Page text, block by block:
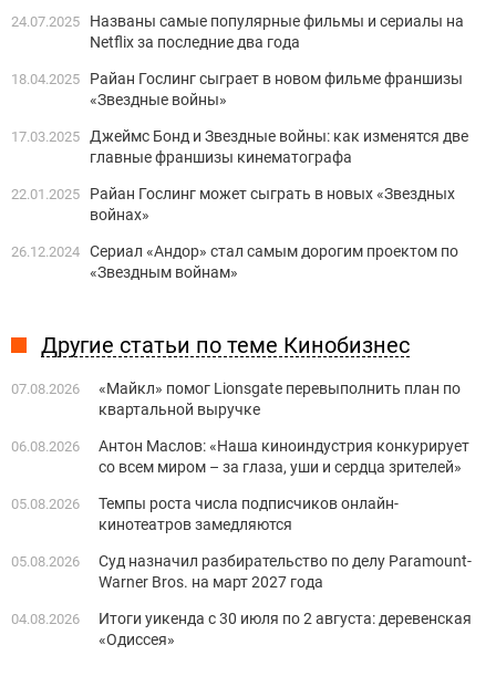
24.07.2025
Названы самые популярные фильмы и сериалы на
Netflix за последние два года
18.04.2025
Райан Гослинг сыграет в новом фильме франшизы
«Звездные войны»
17.03.2025
Джеймс Бонд и Звездные войны: как изменятся две
главные франшизы кинематографа
22.01.2025
Райан Гослинг может сыграть в новых «Звездных
войнах»
26.12.2024 Сериал «Андор» стал самым дорогим проектом по
«Звездным войнам»
Другие статьи по теме Кинобизнес
07.08.2026
«Майкл» помог Lionsgate перевыполнить план по
квартальной выручке
06.08.2026
Антон Маслов: «Наша киноиндустрия конкурирует
со всем миром – за глаза, уши и сердца зрителей»
05.08.2026
Темпы роста числа подписчиков онлайн-
кинотеатров замедляются
05.08.2026
Суд назначил разбирательство по делу Paramount-
Warner Bros. на март 2027 года
04.08.2026
Итоги уикенда с 30 июля по 2 августа: деревенская
«Одиссея»